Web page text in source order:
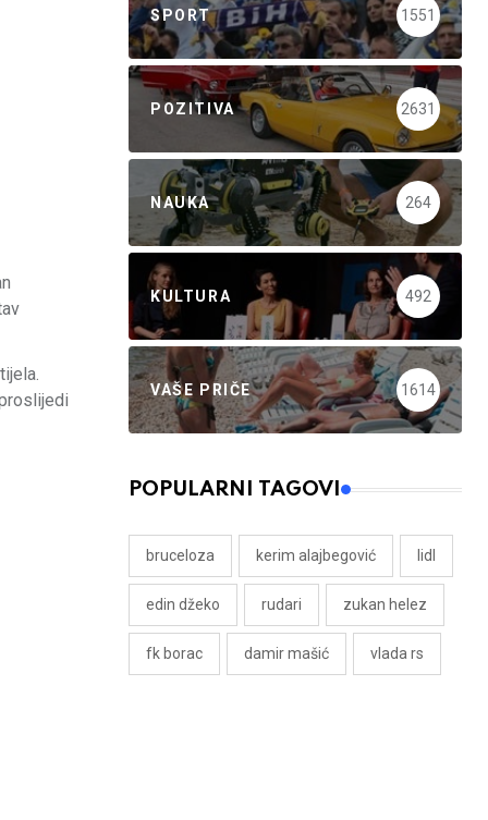
SPORT 1551
POZITIVA 2631
NAUKA 264
KULTURA 492
VAŠE PRIČE 1614
POPULARNI TAGOVI
bruceloza kerim alajbegović lidl
edin džeko rudari zukan helez
fk borac damir mašić vlada rs